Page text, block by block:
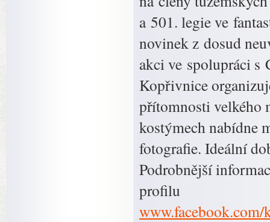
a 501. legie ve
novinek z dosud
akci ve spolupráci s
Kopřivnice
přítomnosti velkého
kostýmech nabídne
fotografie. Ideální
Podrobnější
profilu
www.facebook.com/